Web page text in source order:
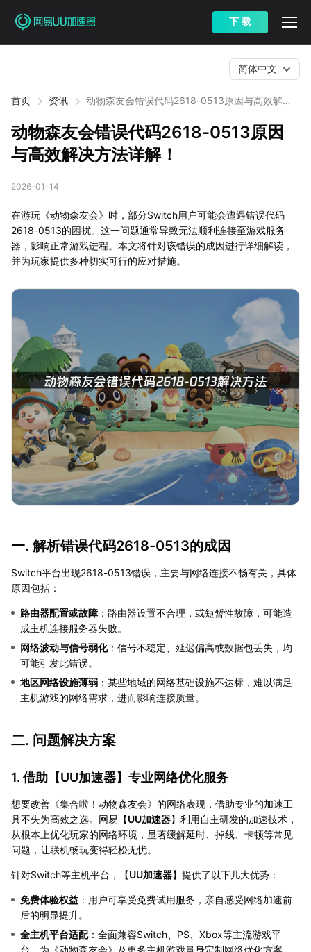
下 载
首页 资讯
动物森友会错误代码2618-0513原因与高效解决
简体中文
动物森友会错误代码2618-0513原因
与高效解决方法详解！
2026-01-14
在游玩《动物森友会》时，部分Switch用户可能会遭遇错误代码
2618-0513的困扰。这一问题通常导致无法顺利连接至游戏服务
器，影响正常游戏进程。本文将针对该错误的成因进行详细解读，
并为玩家提供多种切实可行的应对措施。
一. 解析错误代码2618-0513的成因
Switch平台出现2618-0513错误，主要与网络连接不畅有关，具体
原因包括：
路由器配置或故障 ：路由器设置不合理，或短暂性故障，可能造
成主机连接服务器失败。
网络波动与信号弱化：信号不稳定、延迟偏高或数据包丢失，均
可能引发此错误。
地区网络设施薄弱 ：某些地域的网络基础设施不达标，难以满足
主机游戏的网络需求，进而影响连接质量。
二. 问题解决方案
1. 借助【UU加速器】专业网络优化服务
想要改善《集合啦！动物森友会》的网络表现，借助专业的加速工
具不失为高效之选。网易【UU加速器】利用自主研发的加速技术，
从根本上优化玩家的网络环境，显著缓解延时、掉线、卡顿等常见
问题，让联机畅玩变得轻松无忧。
针对Switch等主机平台，【UU加速器】提供了以下几大优势：
免费体验权益 ：用户可享受免费试用服务，亲自感受网络加速前
后的明显提升。
全主机平台适配：全面兼容Switch、PS、Xbox等主流游戏平
台，为《动物森友会》及更多主机游戏量身定制网络优化方案。